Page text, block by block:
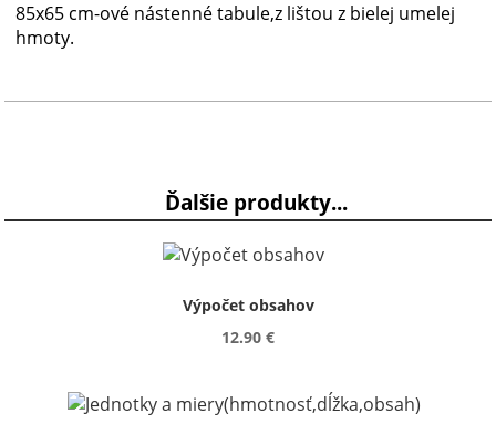
85x65 cm-ové nástenné tabule,z lištou z bielej umelej
hmoty.
Ďalšie produkty...
Výpočet obsahov
12.90 €